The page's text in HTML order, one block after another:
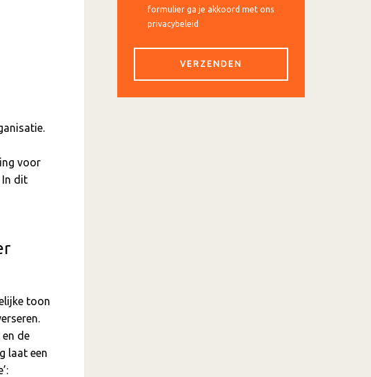
voor
In dit
toon
de
laat een
formulier ga je akkoord met ons
privacybeleid